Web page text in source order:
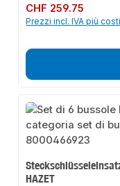
Prezzo normale:
CHF 259.75
Prezzi incl. IVA più
HAZET